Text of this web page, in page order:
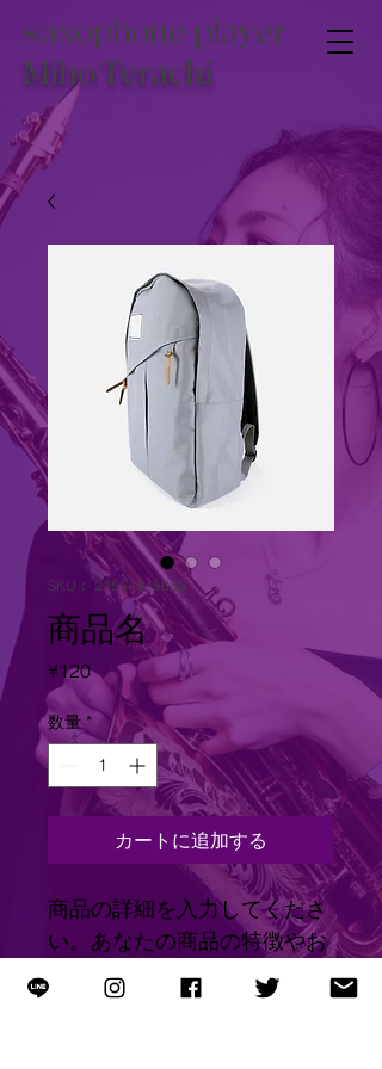
saxophone player
Miho Terachi
SKU： 21554345656
商品名
¥120価
数量 *
カートに追加する
商品の詳細を入力してくださ
い。あなたの商品の特徴やお
すすめのポイントをわかりや
すく説明しましょう。